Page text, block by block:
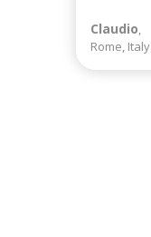
Claudio,
Rome, Italy